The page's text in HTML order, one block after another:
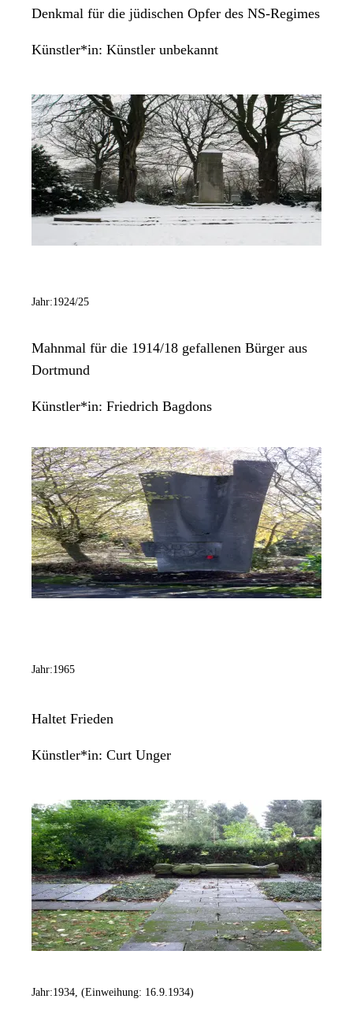
Denkmal für die jüdischen Opfer des NS-Regimes
Künstler*in: Künstler unbekannt
Jahr:1924/25
Mahnmal für die 1914/18 gefallenen Bürger aus
Dortmund
Künstler*in: Friedrich Bagdons
Jahr:1965
Haltet Frieden
Künstler*in: Curt Unger
Jahr:1934, (Einweihung: 16.9.1934)